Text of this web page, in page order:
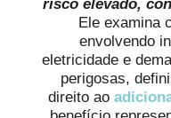
risco elevado,
Ele examina
envolvendo
eletricidade e
perigosas,
direito ao